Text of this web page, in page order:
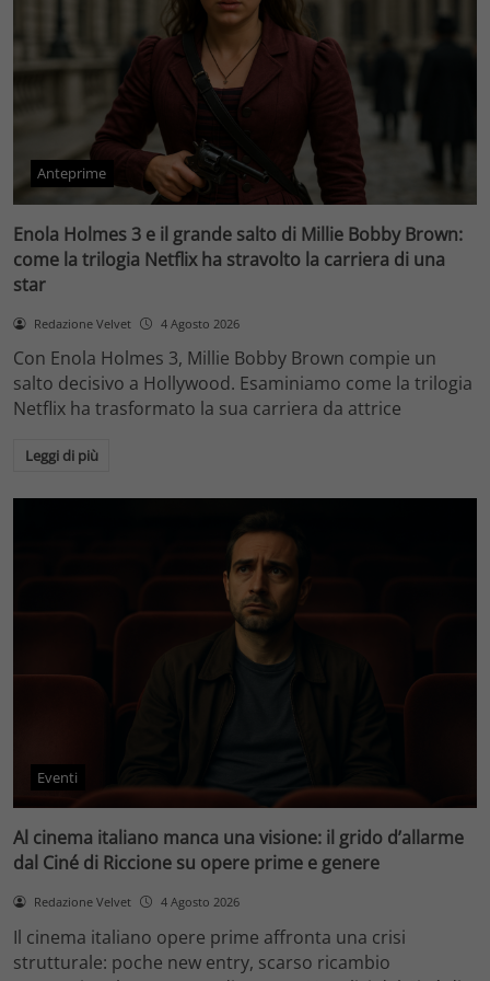
Anteprime
Enola Holmes 3 e il grande salto di Millie Bobby Brown:
come la trilogia Netflix ha stravolto la carriera di una
star
Redazione Velvet 4 Agosto 2026
Con Enola Holmes 3, Millie Bobby Brown compie un
salto decisivo a Hollywood. Esaminiamo come la trilogia
Netflix ha trasformato la sua carriera da attrice
Leggi di più
Eventi
Al cinema italiano manca una visione: il grido d’allarme
dal Ciné di Riccione su opere prime e genere
Redazione Velvet 4 Agosto 2026
Il cinema italiano opere prime affronta una crisi
strutturale: poche new entry, scarso ricambio